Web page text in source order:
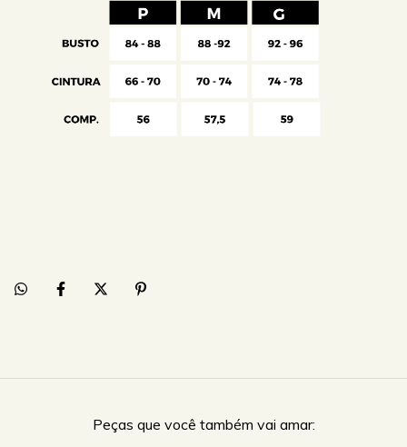
Peças que você também vai amar: